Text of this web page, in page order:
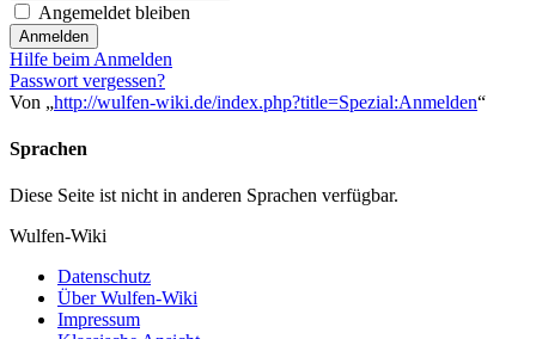
Angemeldet bleiben
Anmelden
Hilfe beim Anmelden
Passwort vergessen?
Von „http://wulfen-wiki.de/index.php?title=Spezial:Anmelden“
Sprachen
Diese Seite ist nicht in anderen Sprachen verfügbar.
Wulfen-Wiki
Datenschutz
Über Wulfen-Wiki
Impressum